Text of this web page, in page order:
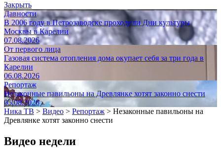
Закрыть
Давности
В 2006 году в Петрозаводске проходили Дни культуры
Москвы в Карелии
07.08.2026
От первого лица
Газовая система отопления дома окупает себя за три года в
Карелии
06.08.2026
Репортаж
Незаконные павильоны на Древлянке хотят законно снести
05.08.2026
Ника ТВ > Видео > Репортаж > Незаконные павильоны на
Древлянке хотят законно снести
Видео недели